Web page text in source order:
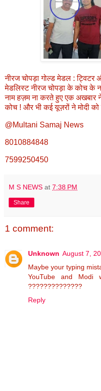
नीरज चोपड़ा गोल्ड मेडल :
मेडलिस्ट नीरज चोपड़ा के कोच के
नाम हज़म ना करते हुए एक अखबार ने
कोच ! और भी कई यूज़रों ने मोदी को
@Multani Samaj News
8010884848
7599250450
M S NEWS at 7:38 PM
Share
1 comment:
Unknown August 7,
Maybe your typing
YouTube and Modi
??????????????
Reply